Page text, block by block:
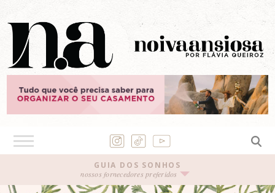
GUIA DOS SONHOS
nossos fornecedores preferidos